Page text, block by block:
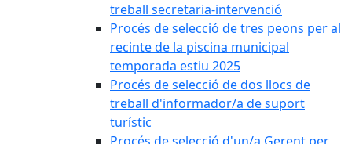
treball secretaria-intervenció
Procés de selecció de tres peons per al
recinte de la piscina municipal
temporada estiu 2025
Procés de selecció de dos llocs de
treball d'informador/a de suport
turístic